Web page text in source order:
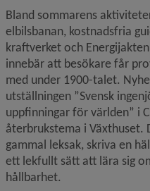
Bland sommarens
elbilsbanan, kostnadsfria
kraftverket och
innebär att besökare får
med under 1900-talet.
utställningen ”Svensk
uppfinningar för världen” i
återbrukstema i Växthuset.
gammal leksak, skriva en
ett lekfullt sätt att lära sig
hållbarhet.